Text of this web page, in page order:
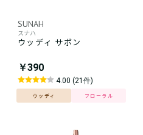
SUNAH
スナハ
ウッディ サボン
￥390
4.00 (21件)
ウッディ フローラル